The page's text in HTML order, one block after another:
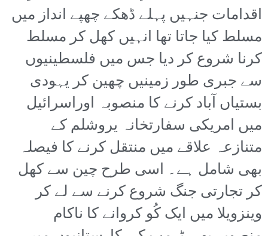
اقدامات جنہیں پہلے ڈھکے چھپے انداز میں
مسلط کیا جاتا تھا انہیں کھل کر مسلط
کرنا شروع کر دیا جس میں فلسطینیوں
سے جبری طور زمینیں چھین کر یہودی
بستیاں آباد کرنے کا منصوبہ اوراسرائیل
میں امریکی سفارتخانہ یروشلم کے
متنازعہ علاقے میں منتقل کرنے کا فیصلہ
بھی شامل ہے۔ اسی طرح چین سے کھل
کر تجارتی جنگ شروع کرنے سے لے کر
وینزویلا میں ایک کُو کروانے کا ناکام